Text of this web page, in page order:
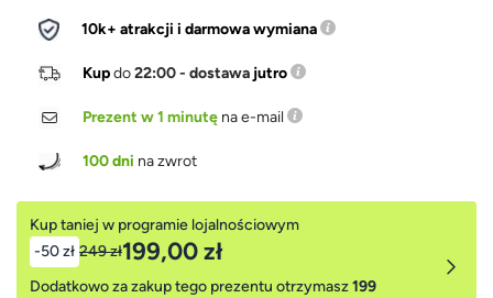
10k+ atrakcji i darmowa wymiana
Kupdo22:00 - dostawa jutro
Prezent w 1 minutę na e-mail
100 dni na zwrot
Kup taniej w programie lojalnościowym
-50 zł 249 zł199,00 zł
Dodatkowo za zakup tego prezentu otrzymasz199